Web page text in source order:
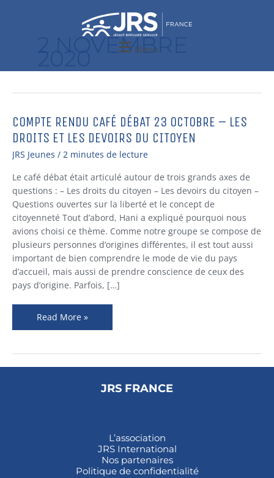
Menu
2 NOVEMBRE
COMPTE RENDU CAFÉ DÉBAT 23 OCTOBRE – LES
DROITS ET LES DEVOIRS DU CITOYEN
JRS Jeunes / 2 minutes de lecture
Le café débat était articulé autour de trois grands axes de
questions : – Les droits du citoyen – Les devoirs du citoyen –
Questions ouvertes sur la liberté et le concept de
citoyenneté Tout d’abord, Hani a expliqué pourquoi nous
avions choisi ce thème. Comme notre groupe se compose de
plusieurs personnes d’origines différentes, il est tout aussi
important de bien comprendre le mode de vie du pays
d’accueil, mais aussi de prendre conscience de ceux des
pays d’origine. Parfois, […]
Compte
Rendu
Débat
23
octobre
–
Les
droits
et
les
devoirs
du
Read More »
JRS FRANCE
L’association
JRS International
Nos partenaires
Politique de confidentialité